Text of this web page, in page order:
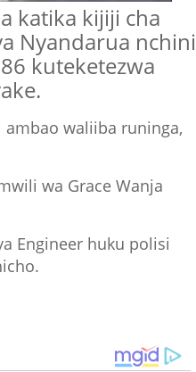
katika kijiji cha
Nyandarua nchini
kuteketezwa
waliiba runinga,
wa Grace Wanja
Engineer huku polisi